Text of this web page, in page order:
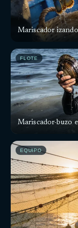
Mariscador
Mariscador-buzo
FLOTE
EQUIPO